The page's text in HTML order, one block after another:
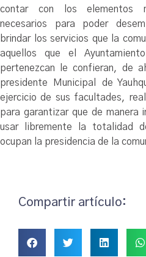
contar con los elementos
necesarios para poder
brindar los servicios que la
aquellos que el
pertenezcan le confieran, de
presidente Municipal de
ejercicio de sus facultades,
para garantizar que de manera
usar libremente la totalidad
ocupan la presidencia de la
Compartir artículo: